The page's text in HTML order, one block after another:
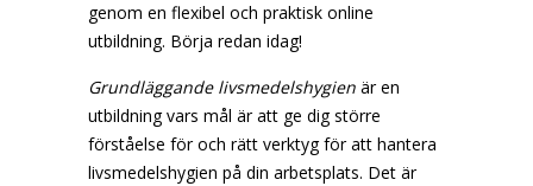
genom en flexibel och praktisk online
utbildning. Börja redan idag!
Grundläggande livsmedelshygien är en
utbildning vars mål är att ge dig större
förståelse för och rätt verktyg för att hantera
livsmedelshygien på din arbetsplats. Det är